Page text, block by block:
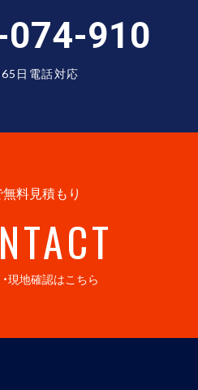
910
日電話対応
料見積もり
現地確認はこちら